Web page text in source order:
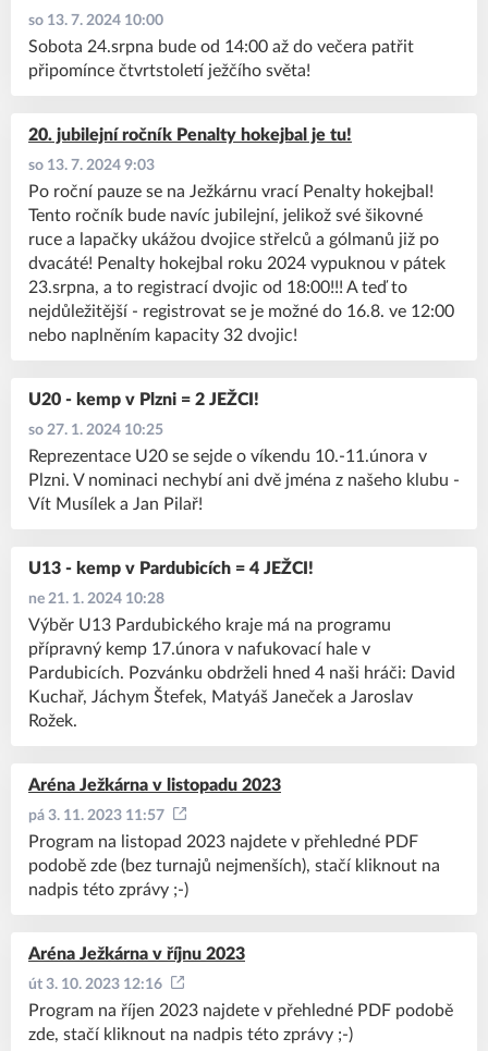
so 13. 7. 2024 10:00
Sobota 24.srpna bude od 14:00 až do večera patřit
připomínce čtvrtstoletí ježčího světa!
so 13. 7. 2024 9:03
20. jubilejní ročník Penalty hokejbal je tu!
Po roční pauze se na Ježkárnu vrací Penalty hokejbal!
Tento ročník bude navíc jubilejní, jelikož své šikovné
ruce a lapačky ukážou dvojice střelců a gólmanů již po
dvacáté! Penalty hokejbal roku 2024 vypuknou v pátek
23.srpna, a to registrací dvojic od 18:00!!! A teď to
nejdůležitější - registrovat se je možné do 16.8. ve 12:00
nebo naplněním kapacity 32 dvojic!
so 27. 1. 2024 10:25
U20 - kemp v Plzni = 2 JEŽCI!
Reprezentace U20 se sejde o víkendu 10.-11.února v
Plzni. V nominaci nechybí ani dvě jména z našeho klubu -
Vít Musílek a Jan Pilař!
ne 21. 1. 2024 10:28
U13 - kemp v Pardubicích = 4 JEŽCI!
Výběr U13 Pardubického kraje má na programu
přípravný kemp 17.února v nafukovací hale v
Pardubicích. Pozvánku obdrželi hned 4 naši hráči: David
Kuchař, Jáchym Štefek, Matyáš Janeček a Jaroslav
Rožek.
pá 3. 11. 2023 11:57
Aréna Ježkárna v listopadu 2023
Program na listopad 2023 najdete v přehledné PDF
podobě zde (bez turnajů nejmenších), stačí kliknout na
nadpis této zprávy ;-)
út 3. 10. 2023 12:16
Aréna Ježkárna v říjnu 2023
Program na říjen 2023 najdete v přehledné PDF podobě
zde, stačí kliknout na nadpis této zprávy ;-)